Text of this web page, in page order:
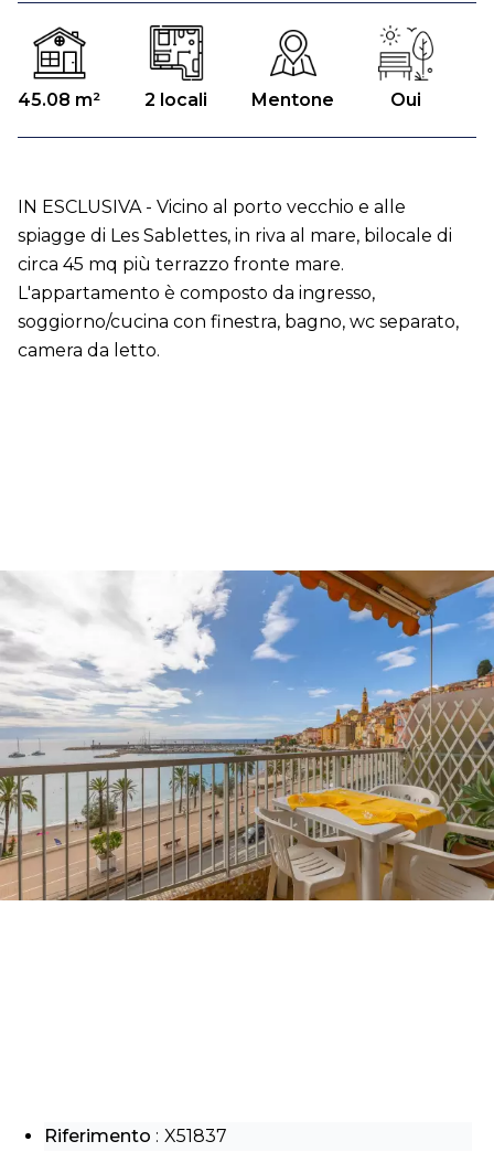
45.08 m² 2 locali Mentone Oui
IN ESCLUSIVA - Vicino al porto vecchio e alle
spiagge di Les Sablettes, in riva al mare, bilocale di
circa 45 mq più terrazzo fronte mare.
L'appartamento è composto da ingresso,
soggiorno/cucina con finestra, bagno, wc separato,
camera da letto.
Riferimento
X51837